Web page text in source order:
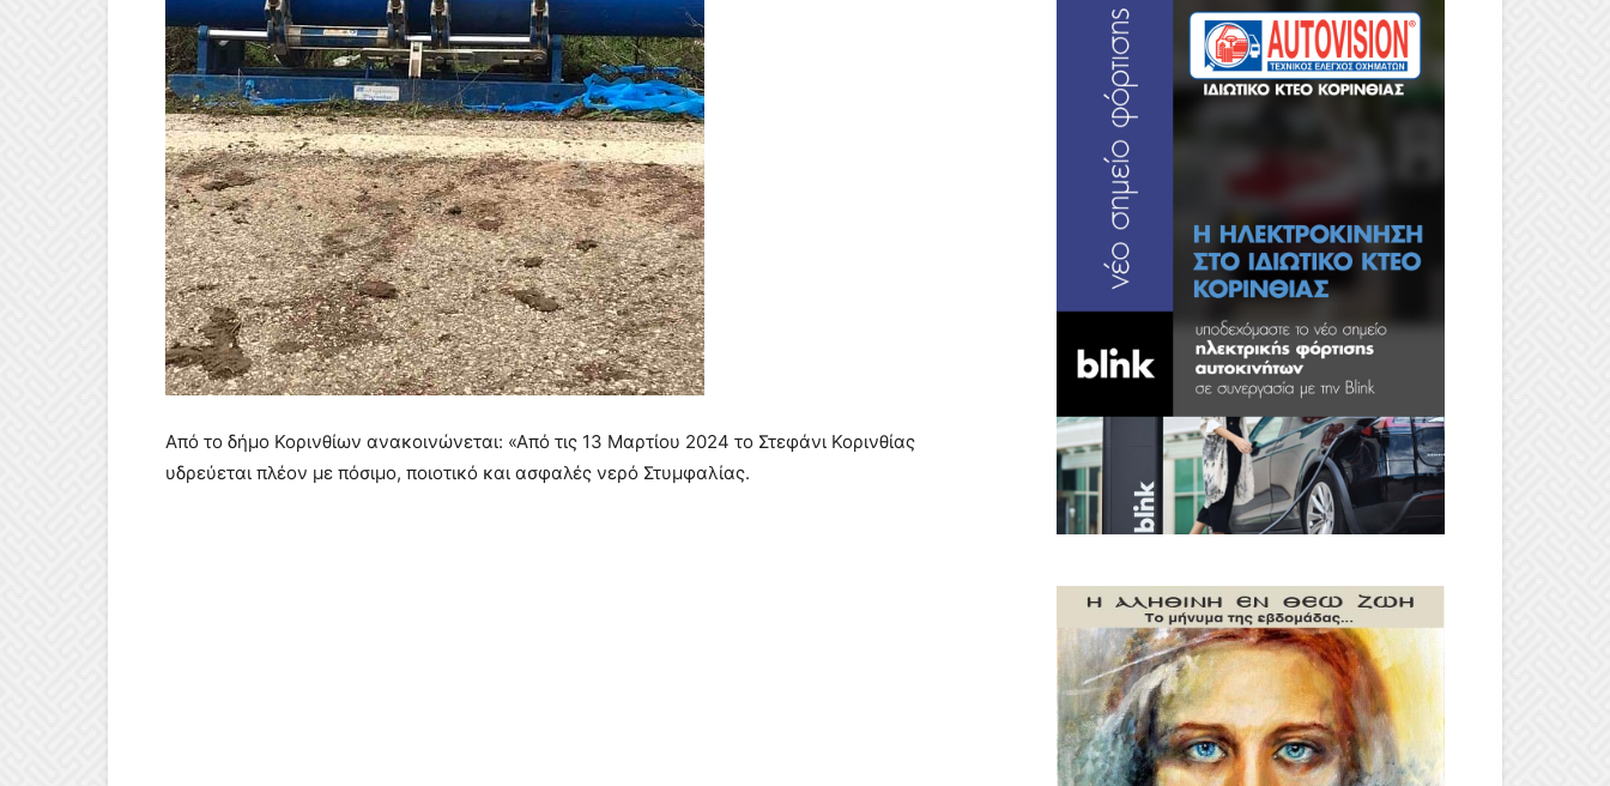
Από το δήμο Κορινθίων ανακοινώνεται: «Από τις 13 Μαρτίου 2024 το Στεφάνι Κορινθίας
υδρεύεται πλέον με πόσιμο, ποιοτικό και ασφαλές νερό Στυμφαλίας.